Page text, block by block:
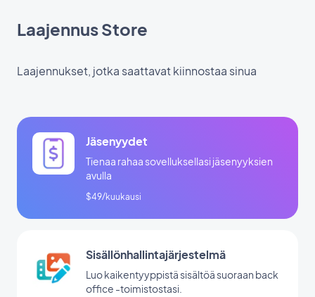
Laajennus Store
Laajennukset, jotka saattavat kiinnostaa sinua
Jäsenyydet
Tienaa rahaa sovelluksellasi jäsenyyksien
avulla
$49/kuukausi
Sisällönhallintajärjestelmä
Luo kaikentyyppistä sisältöä suoraan back
office -toimistostasi.